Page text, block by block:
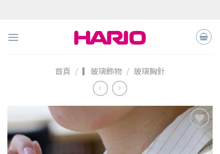
首頁 / ▎玻璃飾物 / 玻璃胸針
加入
「願